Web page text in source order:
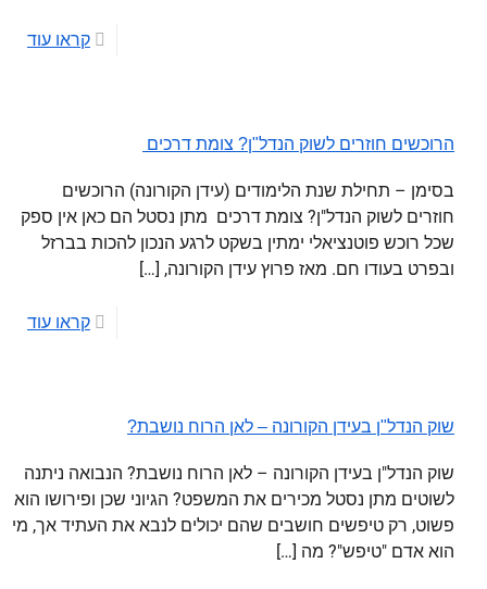
קראו עוד
הרוכשים חוזרים לשוק הנדל"ן? צומת דרכים
בסימן – תחילת שנת הלימודים (עידן הקורונה) הרוכשים
חוזרים לשוק הנדל"ן? צומת דרכים מתן נסטל הם כאן אין ספק
שכל רוכש פוטנציאלי ימתין בשקט לרגע הנכון להכות בברזל
ובפרט בעודו חם. מאז פרוץ עידן הקורונה, […]
קראו עוד
שוק הנדל"ן בעידן הקורונה – לאן הרוח נושבת?
שוק הנדל"ן בעידן הקורונה – לאן הרוח נושבת? הנבואה ניתנה
לשוטים מתן נסטל מכירים את המשפט? הגיוני שכן ופירושו הוא
פשוט, רק טיפשים חושבים שהם יכולים לנבא את העתיד אך, מי
הוא אדם "טיפש"? מה […]